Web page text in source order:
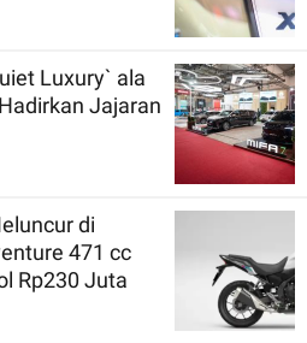
Luxury` ala
Jajaran
di
471 cc
Rp230 Juta